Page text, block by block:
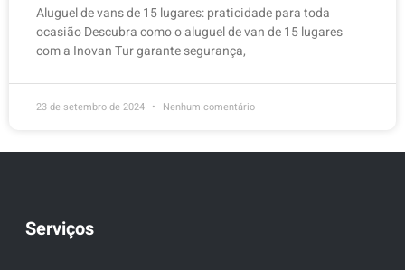
Aluguel de vans de 15 lugares: praticidade para toda
ocasião Descubra como o aluguel de van de 15 lugares
com a Inovan Tur garante segurança,
23 de setembro de 2024 Nenhum comentário
Serviços